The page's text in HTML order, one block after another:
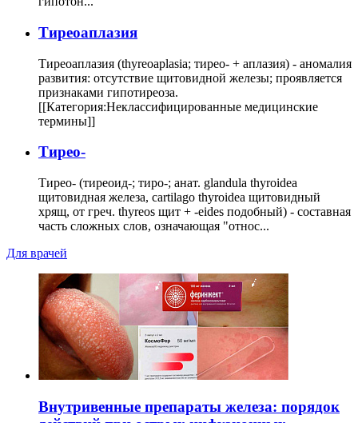
Тиреоаплазия
Тиреоаплазия (thyreoaplasia; тирео- + аплазия) - аномалия
развития: отсутствие щитовидной железы; проявляется
признаками гипотиреоза.
[[Категория:Неклассифицированные медицинские
термины]]
Тирео-
Тирео- (тиреоид-; тиро-; анат. glandula thyroidea
щитовидная железа, cartilago thyroidea щитовидный
хрящ, от греч. thyreos щит + -eides подобный) - составная
часть сложных слов, означающая "относ...
Для врачей
Внутривенные препараты железа: порядок